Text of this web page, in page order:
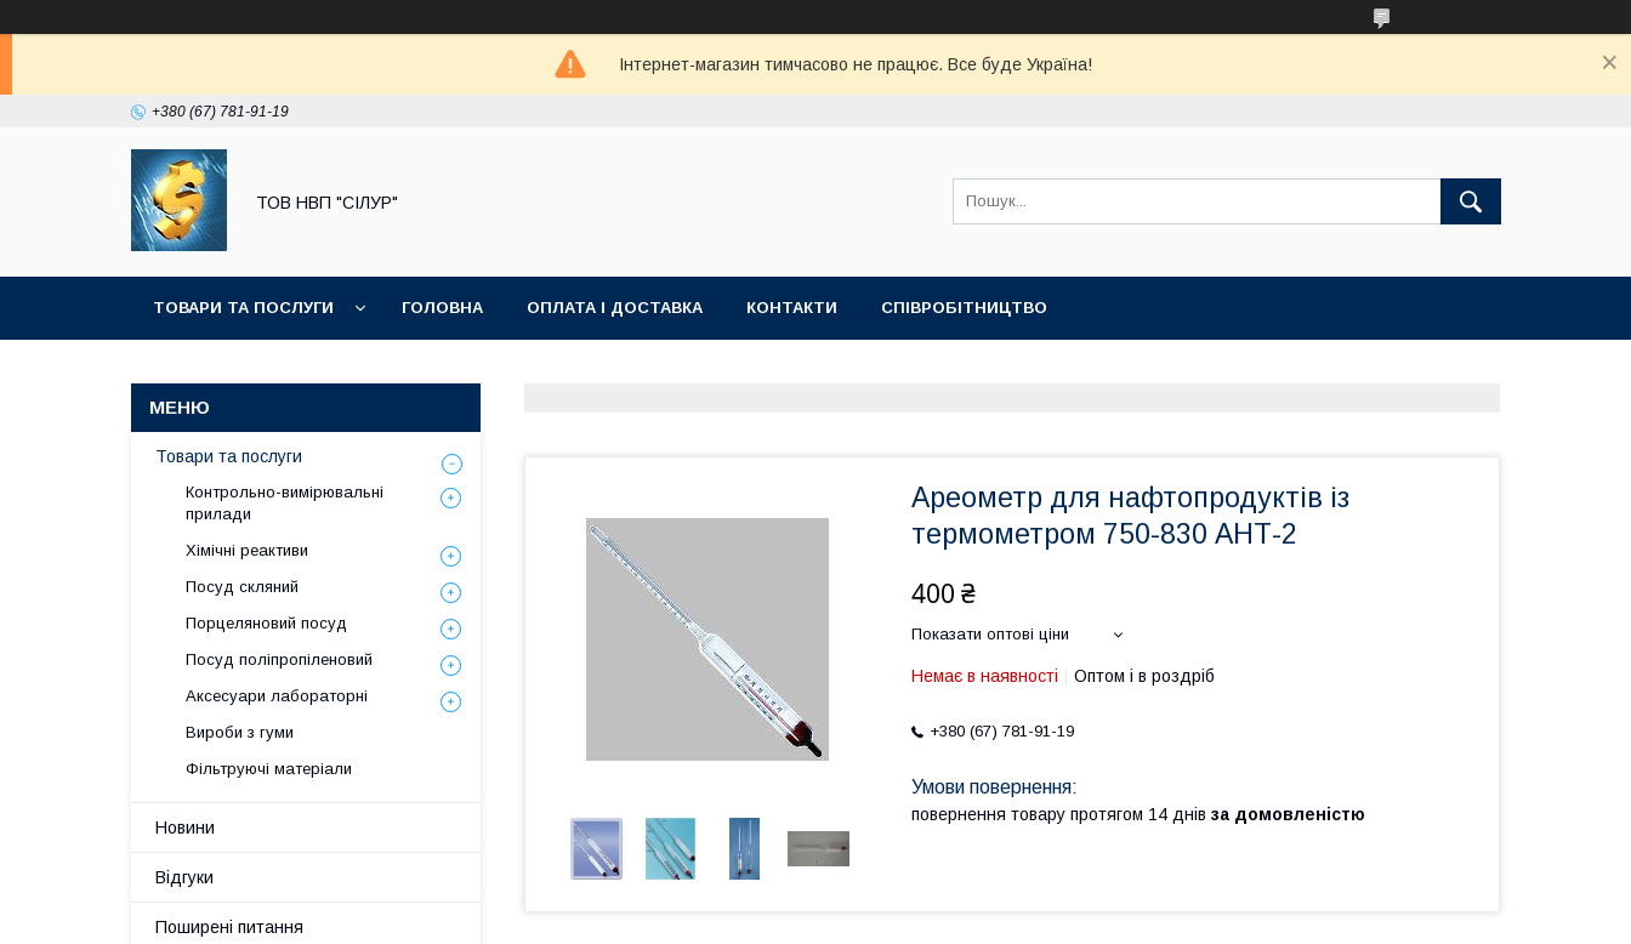
Інтернет-магазин тимчасово не працює. Все буде Україна!
+380 (67) 781-91-19
ТОВ НВП "СІЛУР"
ТОВАРИ ТА ПОСЛУГИ ГОЛОВНА ОПЛАТА І ДОСТАВКА КОНТАКТИ СПІВРОБІТНИЦТВО
Ареометр для нафтопродуктів із
термометром 750-830 АНТ-2
400 ₴
Показати оптові ціни
Немає в наявності Оптом і в роздріб
+380 (67) 781-91-19
повернення товару протягом 14 днів за домовленістю
Товари та послуги
Контрольно-вимірювальні
прилади
Хімічні реактиви
Посуд скляний
Порцеляновий посуд
Посуд поліпропіленовий
Аксесуари лабораторні
Вироби з гуми
Фільтруючі матеріали
Новини
Відгуки
Поширені питання